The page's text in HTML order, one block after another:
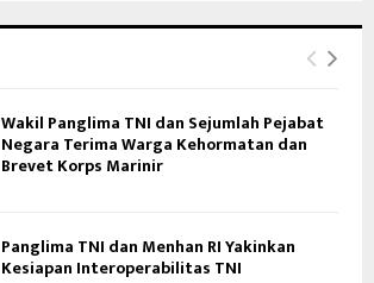
Wakil Panglima TNI dan Sejumlah Pejabat
Negara Terima Warga Kehormatan dan
Brevet Korps Marinir
Panglima TNI dan Menhan RI Yakinkan
Kesiapan Interoperabilitas TNI